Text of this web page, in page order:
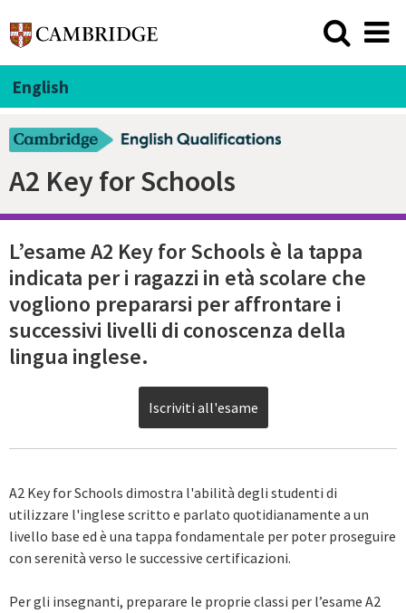
English
A2 Key for Schools
L’esame A2 Key for Schools è la tappa
indicata per i ragazzi in età scolare che
vogliono prepararsi per affrontare i
successivi livelli di conoscenza della
lingua inglese.
Iscriviti all'esame
A2 Key for Schools dimostra l'abilità degli studenti di
utilizzare l'inglese scritto e parlato quotidianamente a un
livello base ed è una tappa fondamentale per poter proseguire
con serenità verso le successive certificazioni.
Per gli insegnanti, preparare le proprie classi per l’esame A2